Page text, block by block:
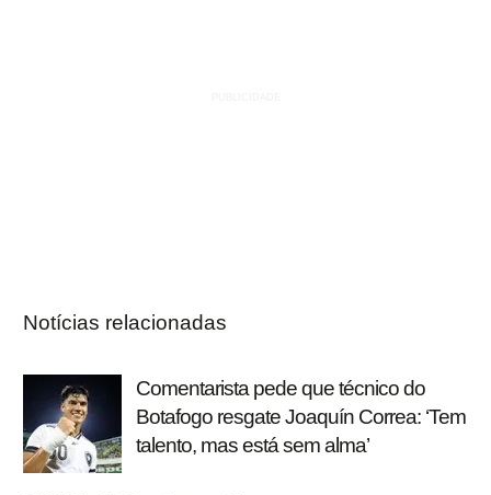
Notícias relacionadas
Comentarista pede que técnico do
Botafogo resgate Joaquín Correa: ‘Tem
talento, mas está sem alma’